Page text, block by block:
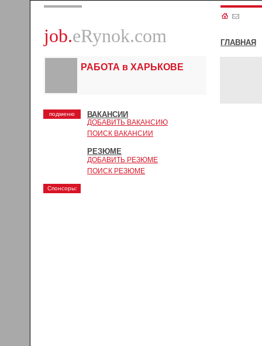
job.eRynok.com ГЛАВНАЯ
РАБОТА в ХАРЬКОВЕ
подменю ВАКАНСИИ
ДОБАВИТЬ ВАКАНСИЮ
ПОИСК ВАКАНСИИ
РЕЗЮМЕ
ДОБАВИТЬ РЕЗЮМЕ
ПОИСК РЕЗЮМЕ
Спонсоры: